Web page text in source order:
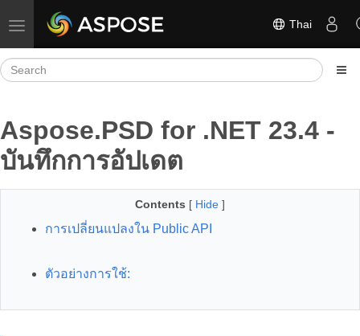
Toggle navigation Thai
Aspose.PSD for .NET 23.4 -
บันทึกการอัปเดต
Contents [ Hide ]
การเปลี่ยนแปลงใน Public API
ตัวอย่างการใช้: